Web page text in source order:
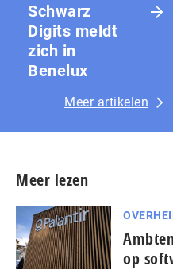
Schwarz
Digits meldt
zich in
Benelux
Meer artikelen
Meer lezen
op